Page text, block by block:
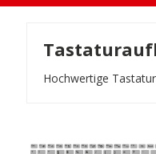
Hochwertige